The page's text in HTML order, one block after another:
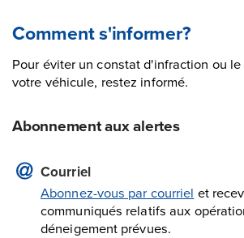
Comment s'informer?
Pour éviter un constat d'infraction ou
votre véhicule, restez informé.
Abonnement aux alertes
Courriel
Abonnez-vous par courriel et
communiqués relatifs aux
déneigement prévues.